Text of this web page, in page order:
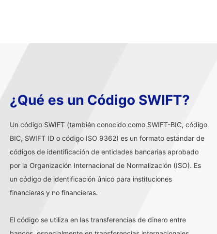
¿Qué es un Código SWIFT?
Un código SWIFT (también conocido como SWIFT-BIC, código
BIC, SWIFT ID o código ISO 9362) es un formato estándar de
códigos de identificación de entidades bancarias aprobado
por la Organización Internacional de Normalización (ISO). Es
un código de identificación único para instituciones
financieras y no financieras.
El código se utiliza en las transferencias de dinero entre